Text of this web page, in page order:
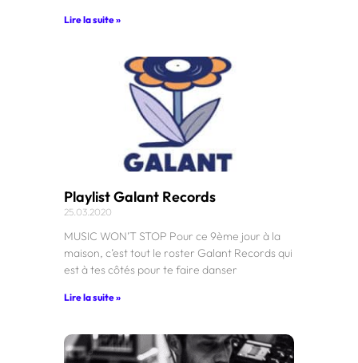
Lire la suite »
Playlist Galant Records
25.03.2020
MUSIC WON’T STOP Pour ce 9ème jour à la
maison, c’est tout le roster Galant Records qui
est à tes côtés pour te faire danser
Lire la suite »